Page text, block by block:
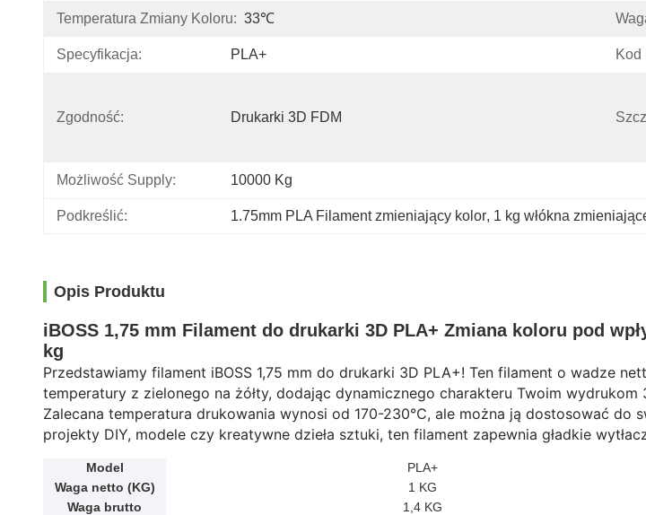
Temperatura Zmiany Koloru: 33℃
Specyfikacja: PLA+ Kod
Zgodność: Drukarki 3D FDM
Możliwość Supply: 10000 Kg
Podkreślić: 1.75mm PLA Filament zmieniający kolor, 1 kg włókna
Opis Produktu
iBOSS 1,75 mm Filament do drukarki 3D PLA+ Zmiana koloru pod
kg
Przedstawiamy filament iBOSS 1,75 mm do drukarki 3D PLA+! Ten filament o wadze
temperatury z zielonego na żółty, dodając dynamicznego charakteru Twoim
Zalecana temperatura drukowania wynosi od 170-230℃, ale można ją dostosować
projekty DIY, modele czy kreatywne dzieła sztuki, ten filament zapewnia gładkie
Model
PLA+
Waga netto (KG)
1 KG
Waga brutto
1,4 KG